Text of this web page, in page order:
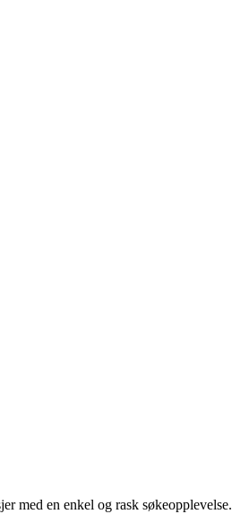
med en enkel og rask søkeopplevelse.